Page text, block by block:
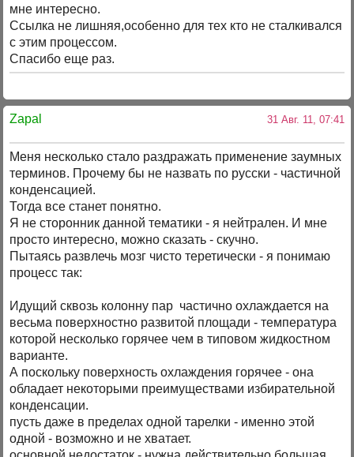
мне интересно.
Ссылка не лишняя,особенно для тех кто не сталкивался
с этим процессом.
Спасибо еще раз.
Zapal 31 Авг. 11, 07:41
Меня несколько стало раздражать применение заумных
терминов. Прочему бы не назвать по русски - частичной
конденсацией.
Тогда все станет понятно.
Я не сторонник данной тематики - я нейтрален. И мне
просто интересно, можно сказать - скучно.
Пытаясь развлечь мозг чисто теретически - я понимаю
процесс так:
Идущий сквозь колонну пар частично охлаждается на
весьма поверхностно развитой площади - температура
которой несколько горячее чем в типовом жидкостном
варианте.
А поскольку поверхность охлаждения горячее - она
обладает некоторыми преимуществами избирательной
конденсации.
пусть даже в пределах одной тарелки - именно этой
одной - возможно и не хватает.